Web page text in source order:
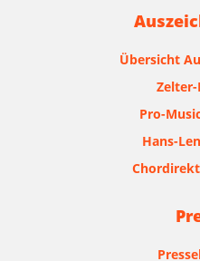
Übersicht
Pro-
Hans-